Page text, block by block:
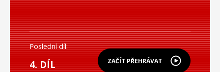
ZAČÍT PŘEHRÁVAT
Poslední díl:
4. DÍL